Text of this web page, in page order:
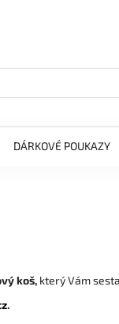
DÁRKOVÉ POUKAZY
koš, který Vám
.